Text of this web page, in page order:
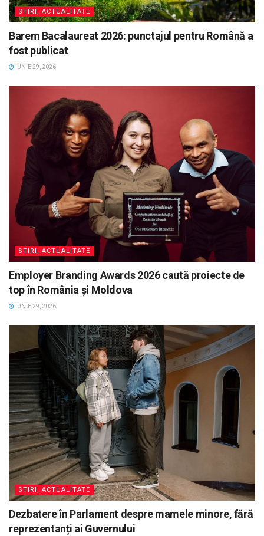
STIRI, ACTUALITATE
Barem Bacalaureat 2026: punctajul pentru Română a
fost publicat
IUNIE 29, 2026
STIRI, ACTUALITATE
Employer Branding Awards 2026 caută proiecte de
top în România și Moldova
IUNIE 29, 2026
STIRI, ACTUALITATE
Dezbatere în Parlament despre mamele minore, fără
reprezentanți ai Guvernului